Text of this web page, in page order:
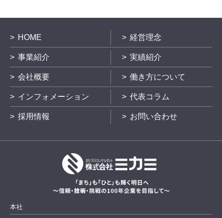
HOME 経営理念
事業紹介 実績紹介
会社概要 働き方について
インフォメーション 代表コラム
採用情報 お問い合わせ
本社